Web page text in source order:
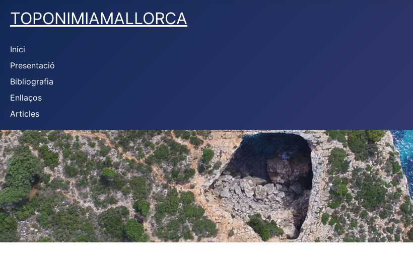
TOPONIMIAMALLORCA
Inici
Presentació
Bibliografia
Enllaços
Articles